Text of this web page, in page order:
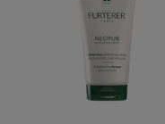
pellicules
sèches